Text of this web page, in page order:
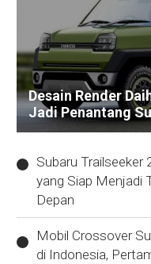
Desain Render
Jadi Penantang
Subaru Trailseeker
yang Siap Menjadi
Depan
Mobil Crossover
di Indonesia,